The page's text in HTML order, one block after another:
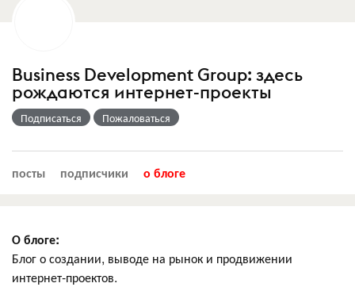
Business Development Group: здесь
рождаются интернет-проекты
Подписаться Пожаловаться
посты подписчики о блоге
О блоге:
Блог о создании, выводе на рынок и продвижении
интернет-проектов.